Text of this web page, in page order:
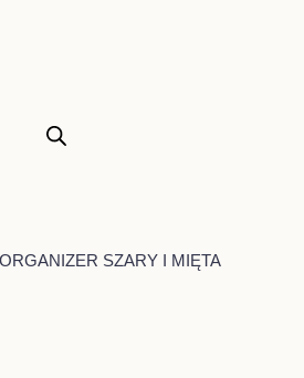
ORGANIZER SZARY I MIĘTA